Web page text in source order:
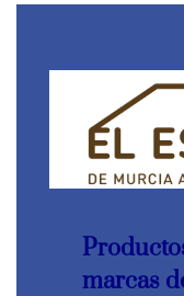
marcas